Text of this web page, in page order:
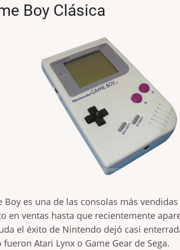
Boy Clásica
Boy es una de las consolas más
en ventas hasta que recientemente
el éxito de Nintendo dejó casi
fueron Atari Lynx o Game Gear de Sega.